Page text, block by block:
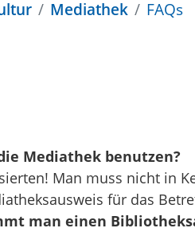
Mediathek FAQs
Mediathek benutzen?
Man muss nicht in
für das
man einen